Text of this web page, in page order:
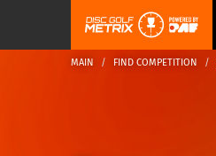
MAIN FIND COMPETITION